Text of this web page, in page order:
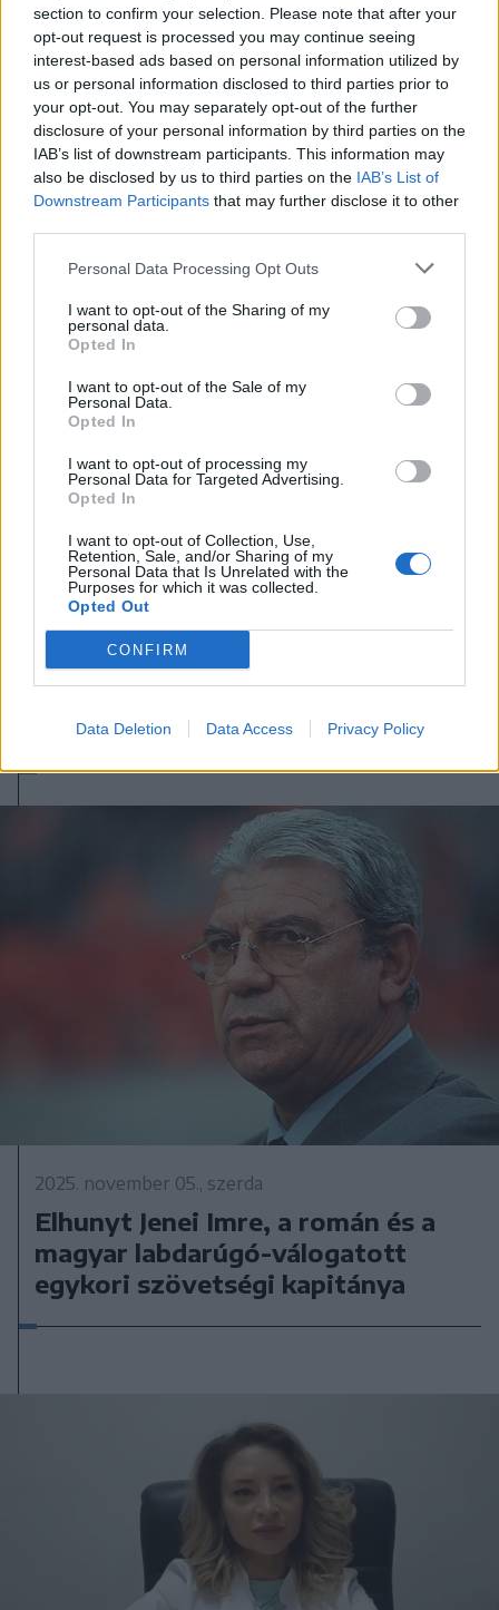
section to confirm your selection. Please note that after your
opt-out request is processed you may continue seeing
interest-based ads based on personal information utilized by
us or personal information disclosed to third parties prior to
your opt-out. You may separately opt-out of the further
disclosure of your personal information by third parties on the
IAB’s list of downstream participants. This information may
also be disclosed by us to third parties on the IAB’s List of
Downstream Participants that may further disclose it to other
Personal Data Processing Opt Outs
I want to opt-out of the Sharing of my
personal data.
Opted In
I want to opt-out of the Sale of my
Personal Data.
Opted In
I want to opt-out of processing my
Personal Data for Targeted Advertising.
Opted In
I want to opt-out of Collection, Use,
Retention, Sale, and/or Sharing of my
Personal Data that Is Unrelated with the
Purposes for which it was collected.
Opted Out
CONFIRM
Data Deletion Data Access Privacy Policy
2025. december 13., szombat
Rejtélyes körülmények között
meghalt a Ponyvaregény rosszfiúja
2025. november 08., szombat
Ügyelet közben elhunyt egy
gyermekkórházban
2025. november 05., szerda
Elhunyt Jenei Imre, a román és a
magyar labdarúgó-válogatott
egykori szövetségi kapitánya